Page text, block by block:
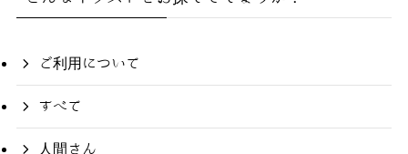
ご利用について
すべて
人間さん